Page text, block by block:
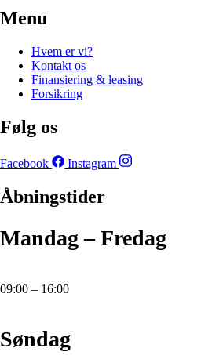
Menu
Hvem er vi?
Kontakt os
Finansiering & leasing
Forsikring
Følg os
Facebook Instagram
Åbningstider
Mandag – Fredag
09:00 – 16:00
Søndag